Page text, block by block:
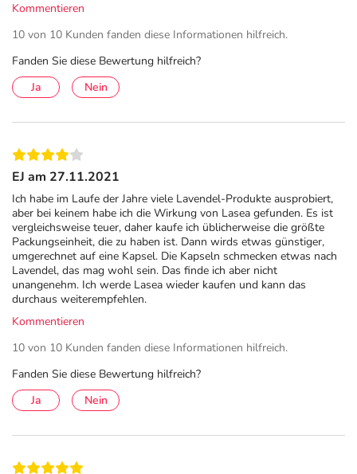
Kommentieren
10 von 10 Kunden fanden diese Informationen hilfreich.
Fanden Sie diese Bewertung hilfreich?
Ja
Nein
EJ am 27.11.2021
Ich habe im Laufe der Jahre viele Lavendel-Produkte ausprobiert,
aber bei keinem habe ich die Wirkung von Lasea gefunden. Es ist
vergleichsweise teuer, daher kaufe ich üblicherweise die größte
Packungseinheit, die zu haben ist. Dann wirds etwas günstiger,
umgerechnet auf eine Kapsel. Die Kapseln schmecken etwas nach
Lavendel, das mag wohl sein. Das finde ich aber nicht
unangenehm. Ich werde Lasea wieder kaufen und kann das
durchaus weiterempfehlen.
Kommentieren
10 von 10 Kunden fanden diese Informationen hilfreich.
Fanden Sie diese Bewertung hilfreich?
Ja
Nein